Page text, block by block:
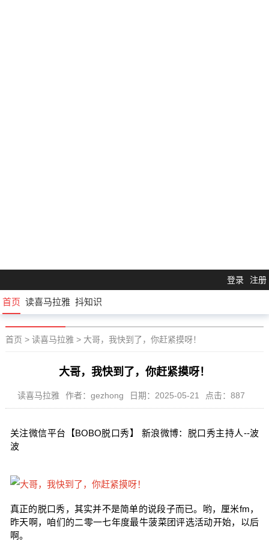
登录 注册
首页 读喜马拉雅 抖知识
首页 > 读喜马拉雅> 大哥，我快到了，你赶紧摸呀！
大哥，我快到了，你赶紧摸呀！
读喜马拉雅 作者：gezhong 日期：2025-05-21 点击：887
关注微信平台【BOBO脱口秀】 新浪微博：脱口秀主持人--波
波
真正的脱口秀，其实并不是简单的说段子而已。哟，厘米fm，
昨天啊，咱们的二零一七年度最牛菠菜团评选活动开始，以后
啊。